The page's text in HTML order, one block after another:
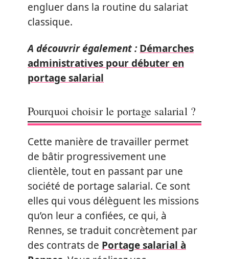
engluer dans la routine du salariat
classique.
A découvrir également : Démarches
administratives pour débuter en
portage salarial
Pourquoi choisir le portage salarial ?
Cette manière de travailler permet
de bâtir progressivement une
clientèle, tout en passant par une
société de portage salarial. Ce sont
elles qui vous délèguent les missions
qu’on leur a confiées, ce qui, à
Rennes, se traduit concrètement par
des contrats de Portage salarial à